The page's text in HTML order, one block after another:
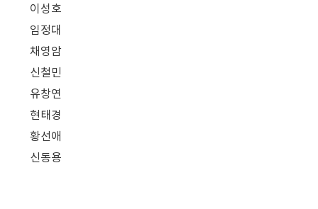
이성호
임정대
채영암
신철민
유창연
현태경
황선애
신동용